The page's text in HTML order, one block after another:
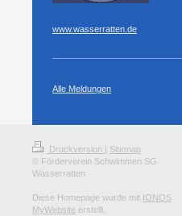
www.wasserratten.de
Alle Meldungen
Druckversion | Sitemap
© Förderverein Schwimmen SG
Wasserratten
Diese Homepage wurde mit IONOS
MyWebsite erstellt.